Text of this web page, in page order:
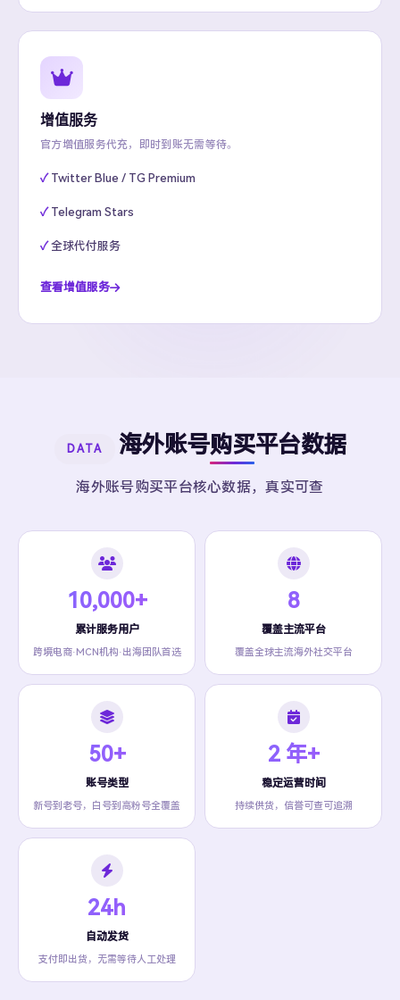
增值服务
官方增值服务代充，即时到账无需等待。
Twitter Blue / TG Premium
Telegram Stars
全球代付服务
查看增值服务
DATA 海外账号购买平台数据
海外账号购买平台核心数据，真实可查
10,000+
累计服务用户
跨境电商·MCN机构·出海团队首选
8
覆盖主流平台
覆盖全球主流海外社交平台
50+
账号类型
新号到老号，白号到高粉号全覆盖
2 年+
稳定运营时间
持续供货，信誉可查可追溯
24h
自动发货
支付即出货，无需等待人工处理